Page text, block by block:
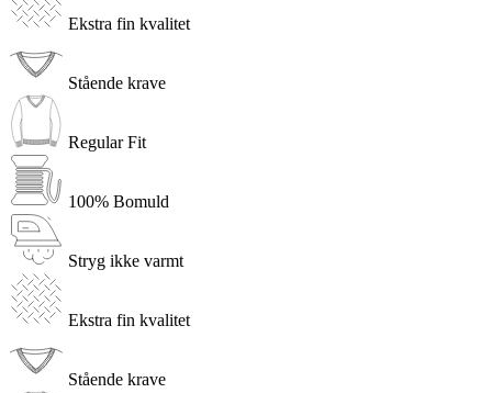
Ekstra fin kvalitet
Stående krave
Regular Fit
100% Bomuld
Stryg ikke varmt
Ekstra fin kvalitet
Stående krave